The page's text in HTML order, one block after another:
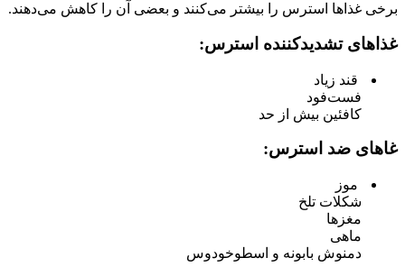
برخی غذاها استرس را بیشتر می‌کنند و بعضی آن را کاهش می‌دهند.
غذاهای تشدیدکننده استرس:
قند زیاد
فست‌فود
کافئین بیش از حد
غاهای ضد استرس:
موز
شکلات تلخ
مغزها
ماهی
دمنوش بابونه و اسطوخودوس